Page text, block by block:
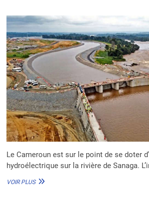
Le Cameroun est sur le point de se doter
hydroélectrique sur la rivière de Sanaga.
VOIR PLUSCAMEROUN